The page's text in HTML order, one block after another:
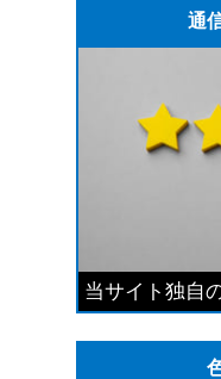
通
当サイト独自